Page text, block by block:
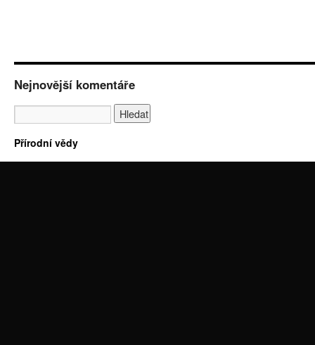
Nejnovější komentáře
Přírodní vědy